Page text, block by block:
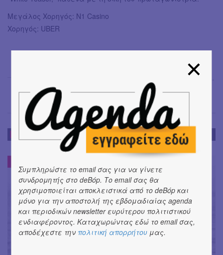
Μεγάλος Χορηγός: Ν1 Casino
Χορηγός: UBER
Συμπληρώστε το email σας για να γίνετε
συνδρομητής στο deBόp. Το email σας θα
χρησιμοποιείται αποκλειστικά από το deBόp και
μόνο για την αποστολή της εβδομαδιαίας agenda
και περιοδικών newsletter ευρύτερου πολιτιστικού
ενδιαφέροντος. Καταχωρώντας εδώ το email σας,
αποδέχεστε την πολιτική απορρήτου μας.